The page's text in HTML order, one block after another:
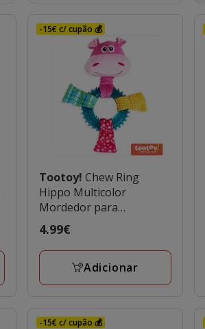
-15€ c/ cupão 💰
Tootoy!Chew Ring
Hippo Multicolor
Mordedor para
cachorros
Preço
4.99€
Adicionar
-15€ c/ cupão 💰